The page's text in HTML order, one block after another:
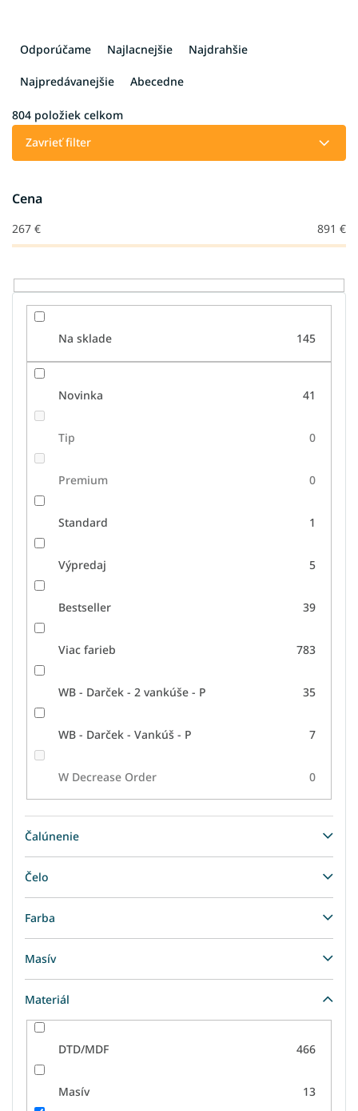
a
i
d
u
k
o
v
Odporúčame Najlacnejšie Najdrahšie
Najpredávanejšie Abecedne
804 položiek celkom
Zavrieť filter
Cena
267 € 891 €
Na sklade 145
Novinka 41
Tip 0
Premium 0
Standard 1
Výpredaj 5
Bestseller 39
Viac farieb 783
WB - Darček - 2 vankúše - P 35
WB - Darček - Vankúš - P 7
W Decrease Order 0
Čalúnenie
Čelo
Farba
Masív
Materiál
DTD/MDF 466
Masív 13